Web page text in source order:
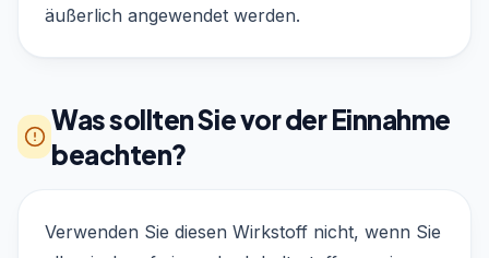
äußerlich angewendet werden.
Was sollten Sie vor der Einnahme
beachten?
Verwenden Sie diesen Wirkstoff nicht, wenn Sie